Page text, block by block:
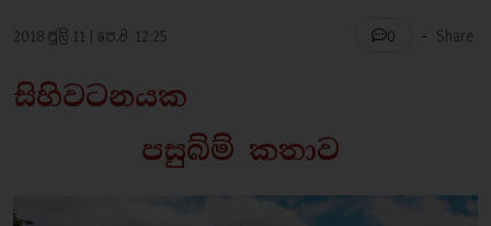
2018 ජූලි 11 | පෙ.ව. 12:25 0 - Share
සිහිවටනයක
පසුබ්ම් කතාව